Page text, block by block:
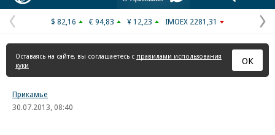
Предыдущая
страница
$ 82,16 € 94,83 ¥ 12,23 IMOEX 2281,31
Оставаясь на сайте, вы соглашаетесь с правилами использования
куки
ОК
Прикамье
30.07.2013, 08:40